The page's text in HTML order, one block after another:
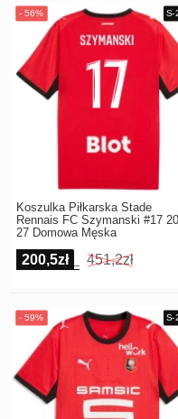
Koszulka Piłkarska Stade
Rennais FC Szymanski #17
27 Domowa Męska
200,5zł 451,2zł